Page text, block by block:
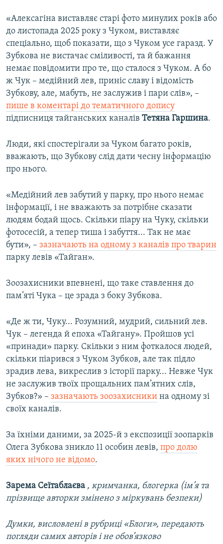
«Алексагіна виставляє старі фото минулих років або
до листопада 2025 року з Чуком, виставляє
спеціально, щоб показати, що з Чуком усе гаразд. У
Зубкова не вистачає сміливості, та й бажання
немає повідомити про те, що сталося з Чуком. А бо
ж Чук – медійний лев, приніс славу і відомість
Зубкову, але, мабуть, не заслужив і пари слів», –
пише в коментарі до тематичного допису
підписниця тайганських каналів Тетяна Гаршина.
Люди, які спостерігали за Чуком багато років,
вважають, що Зубкову слід дати чесну інформацію
про нього.
«Медійний лев забутий у парку, про нього немає
інформації, і не вважають за потрібне сказати
людям бодай щось. Скільки піару на Чуку, скільки
фотосесій, а тепер тиша і забуття... Так не має
бути», – зазначають на одному з каналів про тварин
парку левів «Тайган».
Зоозахисники впевнені, що таке ставлення до
пам’яті Чука – це зрада з боку Зубкова.
«Де ж ти, Чуку... Розумний, мудрий, сильний лев.
Чук – легенда й епоха «Тайгану». Пройшов усі
«принади» парку. Скільки з ним фоткалося людей,
скільки піарився з Чуком Зубков, але так підло
зрадив лева, викреслив з історії парку... Невже Чук
не заслужив твоїх прощальних пам’ятних слів,
Зубков?» – зазначають зоозахисники на одному зі
своїх каналів.
За їхніми даними, за 2025-й з експозиції зоопарків
Олега Зубкова зникло 11 особин левів, про долю
яких нічого не відомо.
Зарема Сеїтаблаєва , кримчанка, блогерка (ім’я та
прізвище авторки змінено з міркувань безпеки)
Думки, висловлені в рубриці «Блоги», передають
погляди самих авторів і не обов’язково